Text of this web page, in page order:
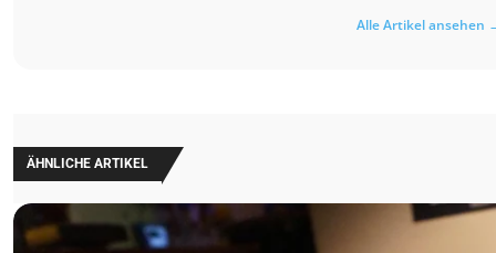
Alle Artikel ansehen
ÄHNLICHE ARTIKEL